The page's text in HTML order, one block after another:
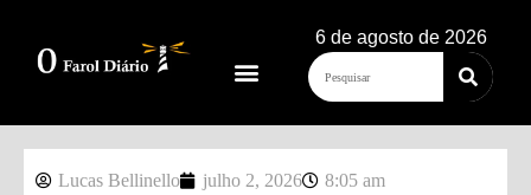
6 de agosto de 2026
Lucas Bellinello julho 2, 2026 8:05 am